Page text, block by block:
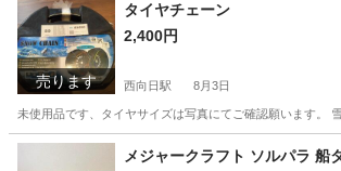
売ります
タイヤチェーン
2,400円
西向日駅 8月3日
未使用品です、タイヤサイズは写真にてご確認願います。
京都 向日市 西向日駅 タイヤ、ホイール
メジャークラフト ソルパラ 船